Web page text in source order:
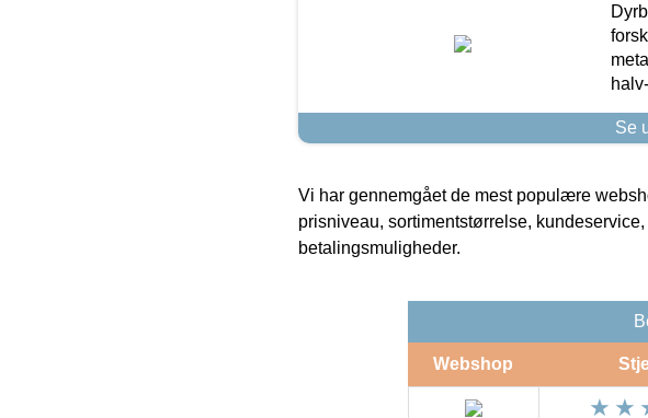
Se
Vi har gennemgået de mest populære
prisniveau, sortimentstørrelse,
betalingsmuligheder.
Webshop